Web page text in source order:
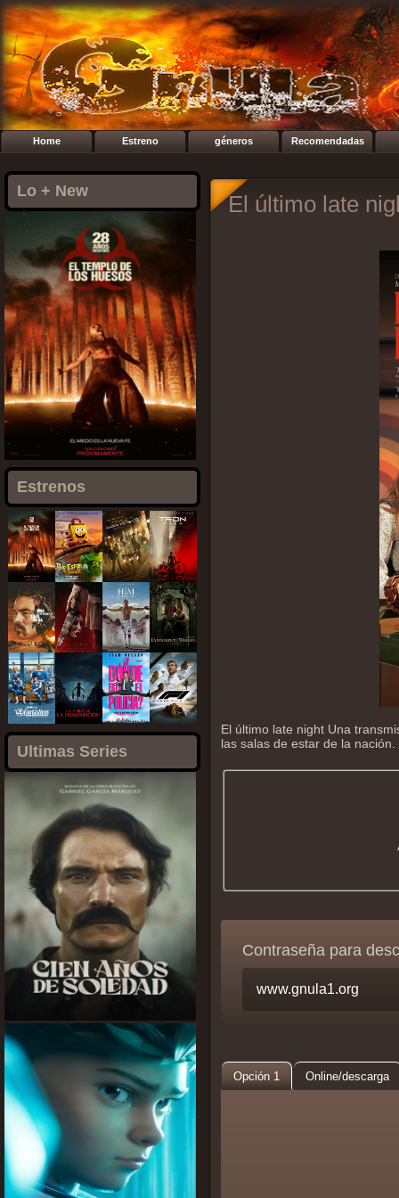
Home Estreno géneros Recomendadas
Lo + New
Estrenos
Ultimas Series
El último late
El último late night Una
las salas de estar de la nación.
Contraseña para
Opción 1 Online/descarga